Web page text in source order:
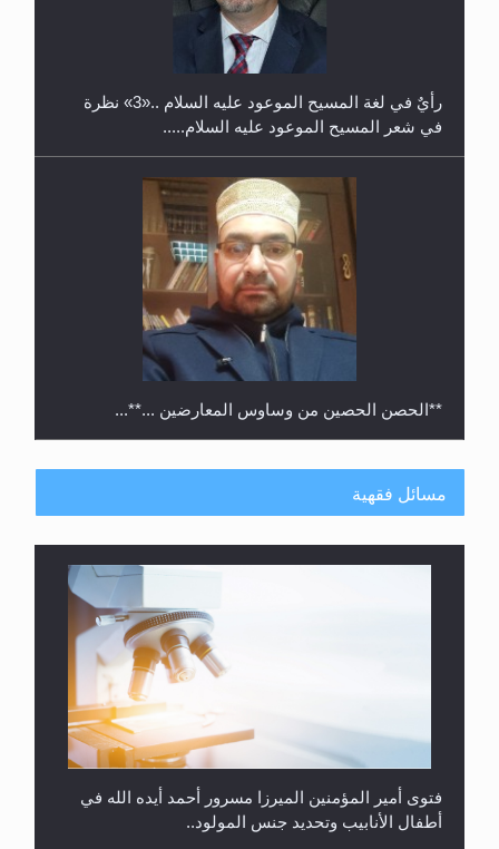
رأيٌ في لغة المسيح الموعود عليه السلام ..«3» نظرة
في شعر المسيح الموعود عليه السلام.....
**الحصن الحصين من وساوس المعارضين ...**...
مسائل فقهية
فتوى أمير المؤمنين الميرزا مسرور أحمد أيده الله في
أطفال الأنابيب وتحديد جنس المولود..